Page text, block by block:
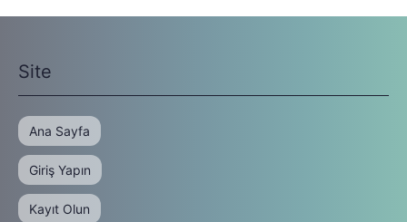
Site
Ana Sayfa
Giriş Yapın
Kayıt Olun